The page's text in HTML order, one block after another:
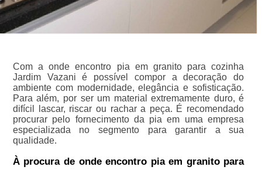
Com a onde encontro pia em granito para cozinha
Jardim Vazani é possível compor a decoração do
ambiente com modernidade, elegância e sofisticação.
Para além, por ser um material extremamente duro, é
difícil lascar, riscar ou rachar a peça. É recomendado
procurar pelo fornecimento da pia em uma empresa
especializada no segmento para garantir a sua
qualidade.
À procura de onde encontro pia em granito para